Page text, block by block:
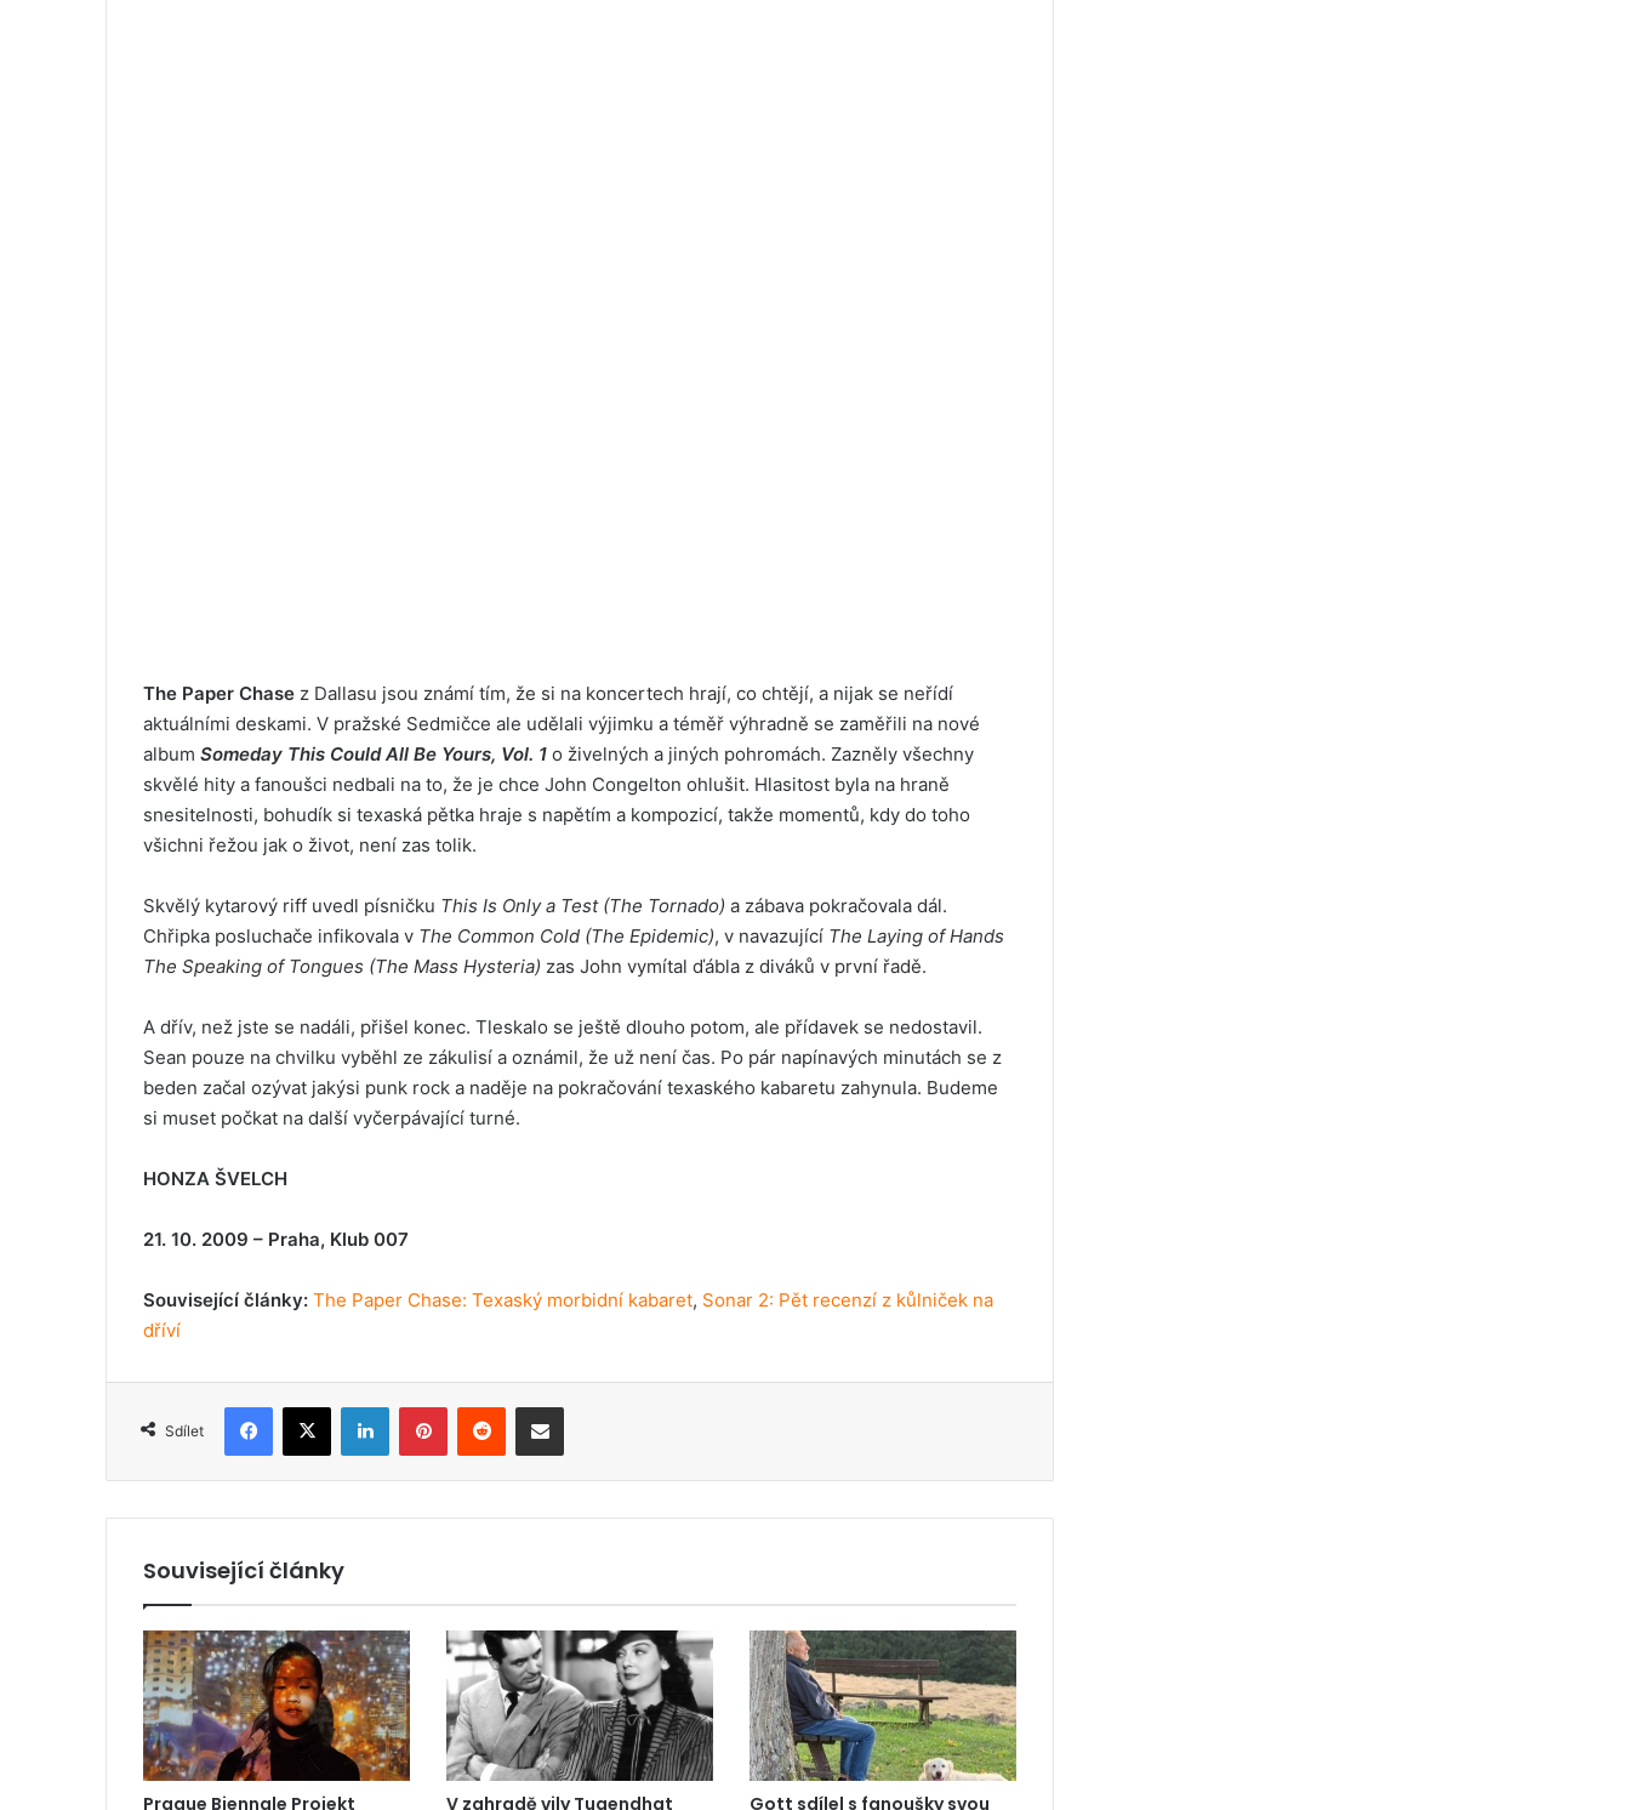
The Paper Chase z Dallasu jsou známí tím, že si na koncertech hrají, co chtějí, a nijak se neřídí
aktuálními deskami. V pražské Sedmičce ale udělali výjimku a téměř výhradně se zaměřili na nové
album Someday This Could All Be Yours, Vol. 1 o živelných a jiných pohromách. Zazněly všechny
skvělé hity a fanoušci nedbali na to, že je chce John Congelton ohlušit. Hlasitost byla na hraně
snesitelnosti, bohudík si texaská pětka hraje s napětím a kompozicí, takže momentů, kdy do toho
všichni řežou jak o život, není zas tolik.
Skvělý kytarový riff uvedl písničku This Is Only a Test (The Tornado) a zábava pokračovala dál.
Chřipka posluchače infikovala v The Common Cold (The Epidemic), v navazující The Laying of Hands
The Speaking of Tongues (The Mass Hysteria) zas John vymítal ďábla z diváků v první řadě.
A dřív, než jste se nadáli, přišel konec. Tleskalo se ještě dlouho potom, ale přídavek se nedostavil.
Sean pouze na chvilku vyběhl ze zákulisí a oznámil, že už není čas. Po pár napínavých minutách se z
beden začal ozývat jakýsi punk rock a naděje na pokračování texaského kabaretu zahynula. Budeme
si muset počkat na další vyčerpávající turné.
HONZA ŠVELCH
21. 10. 2009 – Praha, Klub 007
Související články: The Paper Chase: Texaský morbidní kabaret, Sonar 2: Pět recenzí z kůlniček na
dříví
Sdílet
Související články
Prague Biennale Projekt V zahradě vily Tugendhat Gott sdílel s fanoušky svou